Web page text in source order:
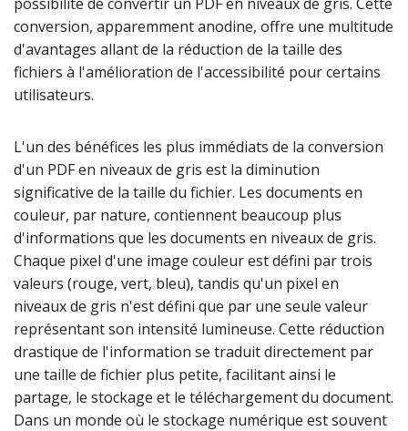
conversion, apparemment anodine, offre une multitude
d'avantages allant de la réduction de la taille des
fichiers à l'amélioration de l'accessibilité pour certains
utilisateurs.
L'un des bénéfices les plus immédiats de la conversion
d'un PDF en niveaux de gris est la diminution
significative de la taille du fichier. Les documents en
couleur, par nature, contiennent beaucoup plus
d'informations que les documents en niveaux de gris.
Chaque pixel d'une image couleur est défini par trois
valeurs (rouge, vert, bleu), tandis qu'un pixel en
niveaux de gris n'est défini que par une seule valeur
représentant son intensité lumineuse. Cette réduction
drastique de l'information se traduit directement par
une taille de fichier plus petite, facilitant ainsi le
partage, le stockage et le téléchargement du document.
Dans un monde où le stockage numérique est souvent